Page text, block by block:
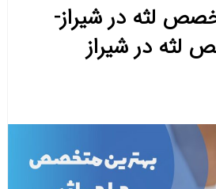
20 متخصص لثه در شیراز-
لثه در شیراز